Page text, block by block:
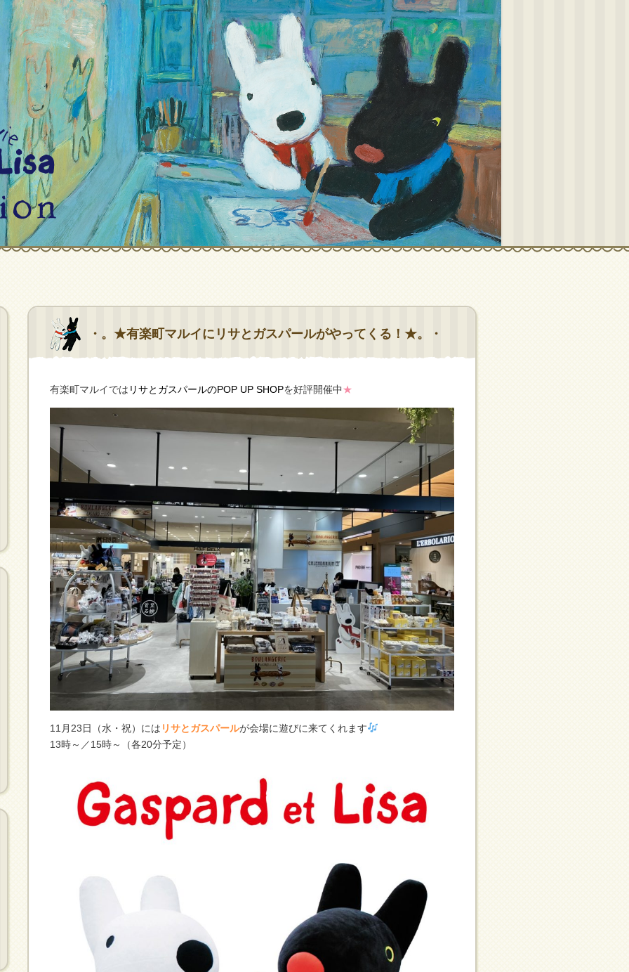
・。★有楽町マルイにリサとガスパールがやってくる！★。・
有楽町マルイでは リサとガスパールのPOP UP SHOPを好評開催中★
11月23日（水・祝）には リサとガスパールが会場に遊びに来てくれます
13時～／15時～（各20分予定）